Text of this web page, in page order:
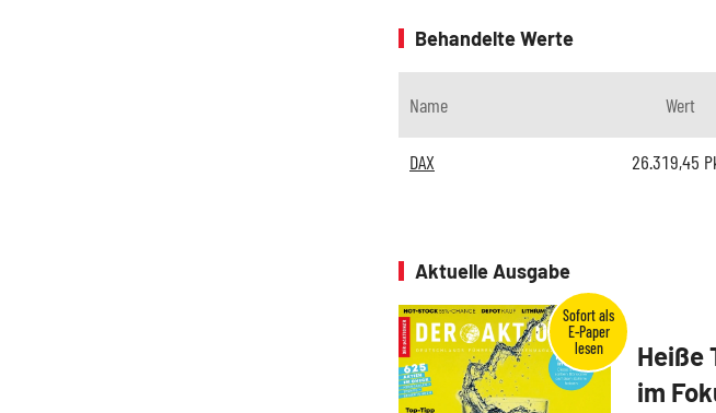
Behandelte Werte
Name Wert
DAX 26.319,45
Aktuelle Ausgabe
Heiße
im